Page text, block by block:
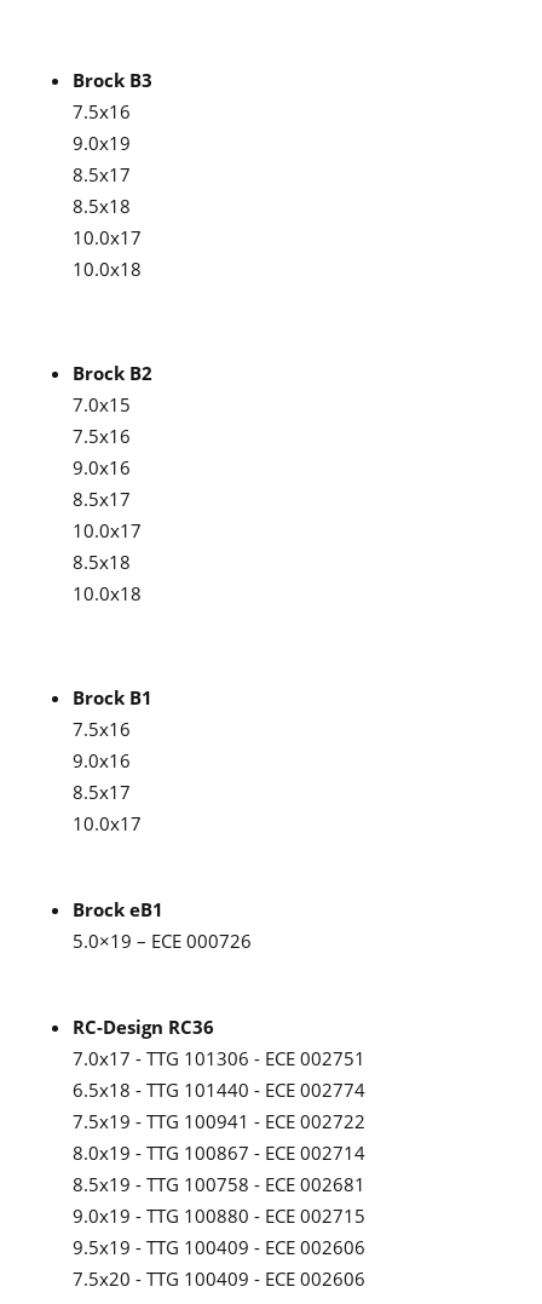
Brock B3
7.5x16
9.0x19
8.5x17
8.5x18
10.0x17
10.0x18
Brock B2
7.0x15
7.5x16
9.0x16
8.5x17
10.0x17
8.5x18
10.0x18
Brock B1
7.5x16
9.0x16
8.5x17
10.0x17
Brock eB1
5.0×19 – ECE 000726
RC-Design RC36
7.0x17 - TTG 101306 - ECE 002751
6.5x18 - TTG 101440 - ECE 002774
7.5x19 - TTG 100941 - ECE 002722
8.0x19 - TTG 100867 - ECE 002714
8.5x19 - TTG 100758 - ECE 002681
9.0x19 - TTG 100880 - ECE 002715
9.5x19 - TTG 100409 - ECE 002606
7.5x20 - TTG 100409 - ECE 002606